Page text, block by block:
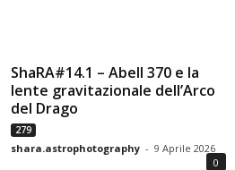
ShaRA#14.1 – Abell 370 e la
lente gravitazionale dell’Arco
del Drago
279
shara.astrophotography - 9 Aprile 2026
0